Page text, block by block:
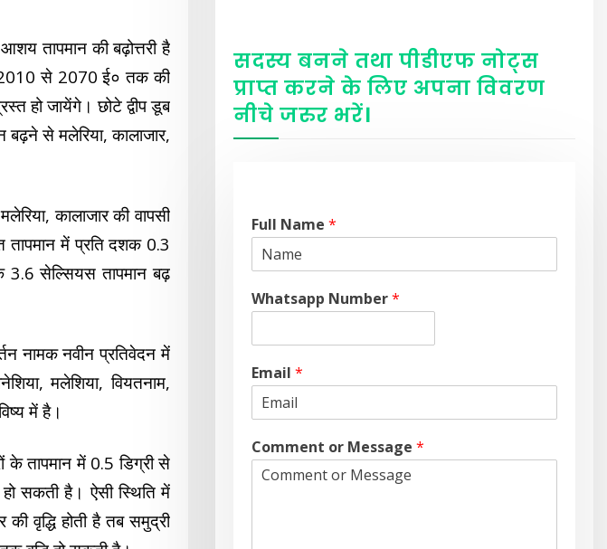
तापमान की बढ़ोत्तरी है
2010 से 2070 ई० तक की
हो जायेंगे। छोटे द्वीप डूब
से मलेरिया, कालाजार,
कालाजार की वापसी
तापमान में प्रति दशक 0.3
सेल्सियस तापमान बढ़
नामक नवीन प्रतिवेदन में
मलेशिया, वियतनाम,
में है।
के तापमान में 0.5 डिग्री से
सकती है। ऐसी स्थिति में
वृद्धि होती है तब समुद्री
सदस्य बनने तथा पीडीएफ नोट्स
प्राप्त करने के लिए अपना विवरण
नीचे जरुर भरें।
Full Name *
Whatsapp Number*
Email *
Comment or Message *